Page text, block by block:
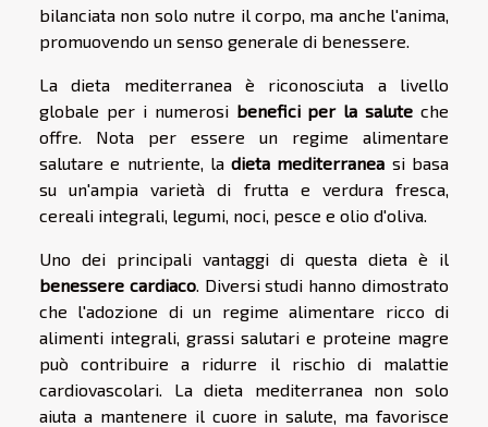
bilanciata non solo nutre il corpo, ma anche l'anima,
promuovendo un senso generale di benessere.
La dieta mediterranea è riconosciuta a livello
globale per i numerosi benefici per la salute che
offre. Nota per essere un regime alimentare
salutare e nutriente, ladieta mediterranea si basa
su un'ampia varietà di frutta e verdura fresca,
cereali integrali, legumi, noci, pesce e olio d'oliva.
Uno dei principali vantaggi di questa dieta è il
benessere cardiaco. Diversi studi hanno dimostrato
che l'adozione di un regime alimentare ricco di
alimenti integrali, grassi salutari e proteine magre
può contribuire a ridurre il rischio di malattie
cardiovascolari. La dieta mediterranea non solo
aiuta a mantenere il cuore in salute, ma favorisce